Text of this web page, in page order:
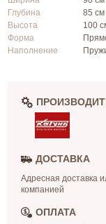
Глубина
85 см
Высота
100
Форма
Наполнение
ДОСТАВКА
Адресная доставка
компанией
ОПЛАТА